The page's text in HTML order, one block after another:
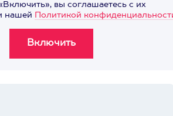
вы соглашаетесь с их
нашей Политикой